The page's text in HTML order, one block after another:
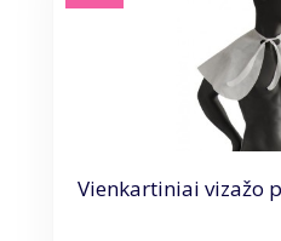
Vienkartiniai vizažo